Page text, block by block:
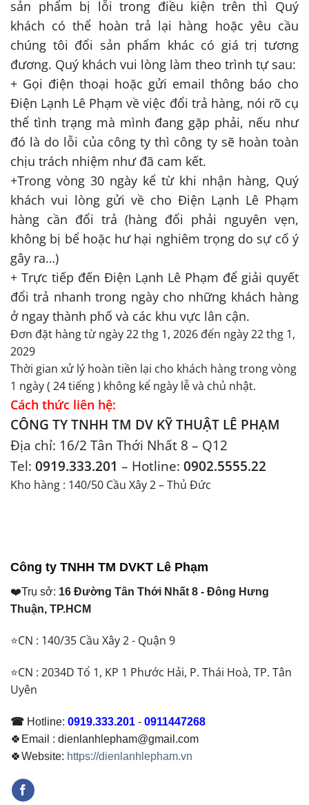
sản phẩm bị lỗi trong điều kiện trên thì Quý
khách có thể hoàn trả lại hàng hoặc yêu cầu
chúng tôi đổi sản phẩm khác có giá trị tương
đương. Quý khách vui lòng làm theo trình tự sau:
+ Gọi điện thoại hoặc gửi email thông báo cho
Điện Lạnh Lê Phạm về việc đổi trả hàng, nói rõ cụ
thể tình trạng mà mình đang gặp phải, nếu như
đó là do lỗi của công ty thì công ty sẽ hoàn toàn
chịu trách nhiệm như đã cam kết.
+Trong vòng 30 ngày kể từ khi nhận hàng, Quý
khách vui lòng gửi về cho Điện Lạnh Lê Phạm
hàng cần đổi trả (hàng đổi phải nguyên vẹn,
không bị bể hoặc hư hại nghiêm trọng do sự cố ý
gây ra…)
+ Trực tiếp đến Điện Lạnh Lê Phạm để giải quyết
đổi trả nhanh trong ngày cho những khách hàng
ở ngay thành phố và các khu vực lân cận.
Đơn đặt hàng từ ngày 22 thg 1, 2026 đến ngày 22 thg 1,
2029
Thời gian xử lý hoàn tiền lại cho khách hàng trong vòng
1 ngày ( 24 tiếng ) không kể ngày lễ và chủ nhật.
Cách thức liên hệ:
CÔNG TY TNHH TM DV KỸ THUẬT LÊ PHẠM
Địa chỉ: 16/2 Tân Thới Nhất 8 – Q12
Tel: 0919.333.201 – Hotline: 0902.5555.22
Kho hàng : 140/50 Cầu Xây 2 – Thủ Đức
Công ty TNHH TM DVKT Lê Phạm
❤️Trụ sở: 16 Đường Tân Thới Nhất 8 - Đông Hưng
Thuận, TP.HCM
⭐CN : 140/35 Cầu Xây 2 - Quận 9
⭐CN : 2034D Tổ 1, KP 1 Phước Hải, P. Thái Hoà, TP. Tân
Uyên
☎ Hotline: 0919.333.201 - 0911447268
🍀Email : dienlanhlepham@gmail.com
🍀Website: https://dienlanhlepham.vn